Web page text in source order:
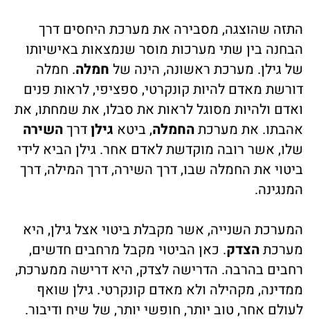
התזה שהוצגה, מסבירה את מערכת היחסים דרך
הבחנה בין שתי מערכות מוסר שנמצאות באישיותו
של גילן. מערכת ראשונה, הינה של חמלה. חמלה
דורשת מאדם להיות קונקרטי, ספציפי, לראות פנים
ואדם ולהיות מסוגל לראות את סבלו, את שמחתו, את
אהבתו. את מערכתהחמלה, ביטא גילןדרךהשירה
שלו, אשר רובה מוקדשת לאדם אחר. גילן הביא לידי
ביטוי את החמלה שבו, דרך השירה, דרך המילה, דרך
המנגינה.
המערכת השנייה, אשר מקבלת ביטוי אצל גילן, היא
מערכתהצדק. כאן הביטוי מקבל מרחבים חדשים,
רחבים בהרבה. הדרישה לצדק, היא דרישה ממערכת,
ממדינה, מקהילה ולא מאדם קונקרטי. גילן שואף
לעולם אחר, טוב יותר, חופשי יותר, של שיח ודיבור.